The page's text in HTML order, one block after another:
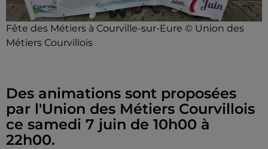
Fête des Métiers à Courville-sur-Eure © Union des
Métiers Courvillois
Des animations sont proposées
par l'Union des Métiers Courvillois
ce samedi 7 juin de 10h00 à
22h00.